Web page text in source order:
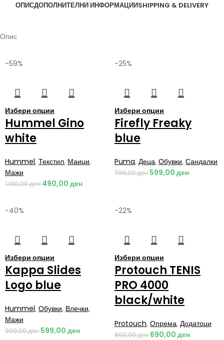
ОПИСДОПОЛНИТЕЛНИ ИНФОРМАЦИИSHIPPING & DELIVERY
Опис
-59%
Избери опции
Hummel Gino
white
Hummel, Текстил, Маици,
Мажи
1.190,00ден 490,00 ден
-25%
Избери опции
Firefly Freaky
blue
Puma, Деца, Обувки, Сандалки
799,00ден 599,00 ден
-40%
Избери опции
Kappa Slides
Logo blue
Hummel, Обувки, Влечки,
Мажи
999,00ден 599,00 ден
-22%
Избери опции
Protouch TENIS
PRO 4000
black/white
Protouch, Опрема, Додатоци
890,00ден 690,00 ден